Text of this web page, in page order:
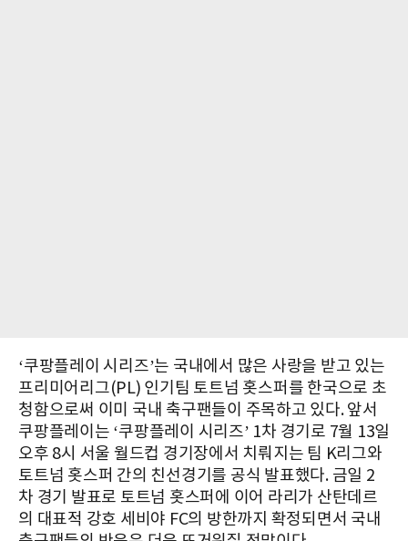
‘쿠팡플레이 시리즈’는 국내에서 많은 사랑을 받고 있는
프리미어리그(PL) 인기팀 토트넘 홋스퍼를 한국으로 초
청함으로써 이미 국내 축구팬들이 주목하고 있다. 앞서
쿠팡플레이는 ‘쿠팡플레이 시리즈’ 1차 경기로 7월 13일
오후 8시 서울 월드컵 경기장에서 치뤄지는 팀 K리그와
토트넘 홋스퍼 간의 친선경기를 공식 발표했다. 금일 2
차 경기 발표로 토트넘 홋스퍼에 이어 라리가 산탄데르
의 대표적 강호 세비야 FC의 방한까지 확정되면서 국내